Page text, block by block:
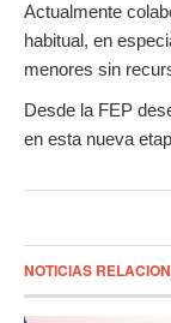
Actualmente
habitual, en
menores sin
Desde la FEP
en esta nueva
NOTICIAS